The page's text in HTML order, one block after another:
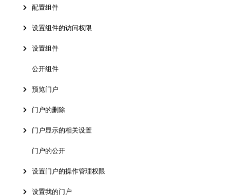
配置组件
设置组件的访问权限
设置组件
公开组件
预览门户
门户的删除
门户显示的相关设置
门户的公开
设置门户的操作管理权限
设置我的门户